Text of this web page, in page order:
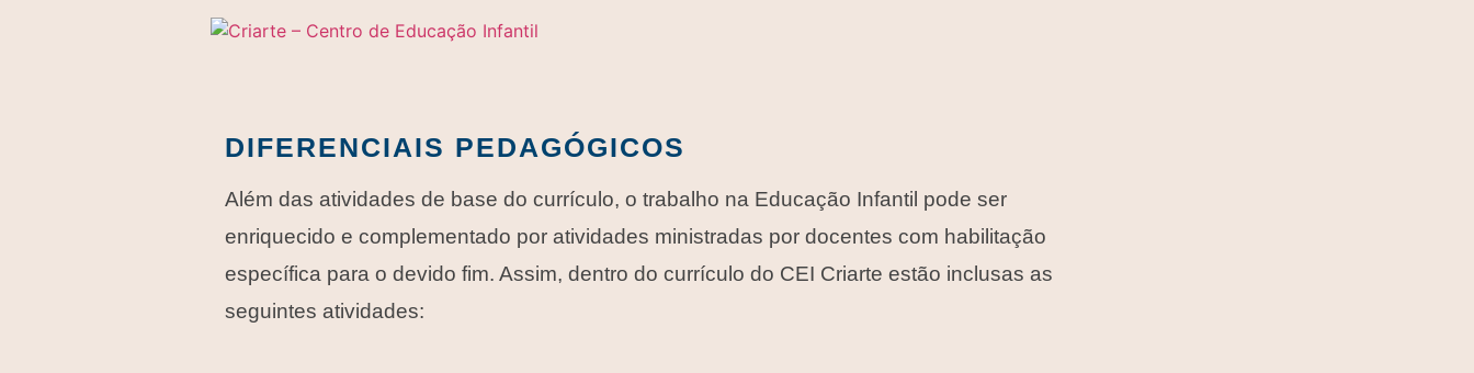
DIFERENCIAIS PEDAGÓGICOS
Além das atividades de base do currículo, o trabalho na Educação Infantil pode ser
enriquecido e complementado por atividades ministradas por docentes com habilitação
específica para o devido fim. Assim, dentro do currículo do CEI Criarte estão inclusas as
seguintes atividades: